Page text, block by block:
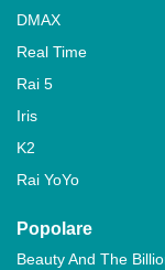
DMAX
Real Time
Rai 5
Iris
K2
Rai YoYo
Popolare
Beauty And The